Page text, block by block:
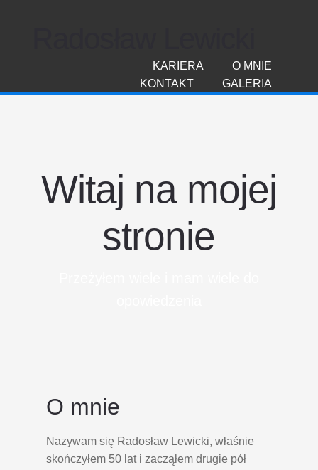
O MNIE
KARIERA
GALERIA
KONTAKT
Witaj na mojej
stronie
O mnie
Nazywam się Radosław Lewicki, właśnie
skończyłem 50 lat i zacząłem drugie pół